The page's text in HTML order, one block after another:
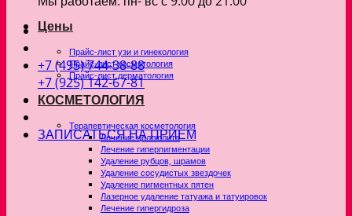
+7 (495) 744-38-88
+7 (925) 142-67-81
ЗАПИСАТЬСЯ НА ПРИЕМ
Цены
Прайс-лист узи и гинекология
Прайс-лист косметология
Прайс-лист дерматология
КОСМЕТОЛОГИЯ
Терапевтическая косметология
Лечение целлюлита
Лечение гиперпигментации
Удаление рубцов, шрамов
Удаление сосудистых звездочек
Удаление пигментных пятен
Лазерное удаление татуажа и татуировок
Лечение гипергидроза